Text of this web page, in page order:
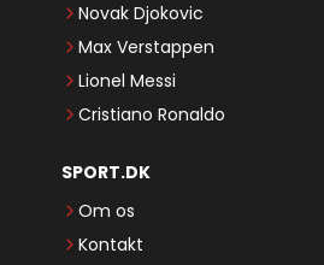
Novak Djokovic
Max Verstappen
Lionel Messi
Cristiano Ronaldo
SPORT.DK
Om os
Kontakt